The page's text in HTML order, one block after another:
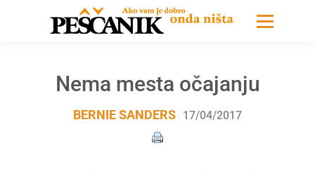
Nema mesta očajanju
BERNIE SANDERS 17/04/2017